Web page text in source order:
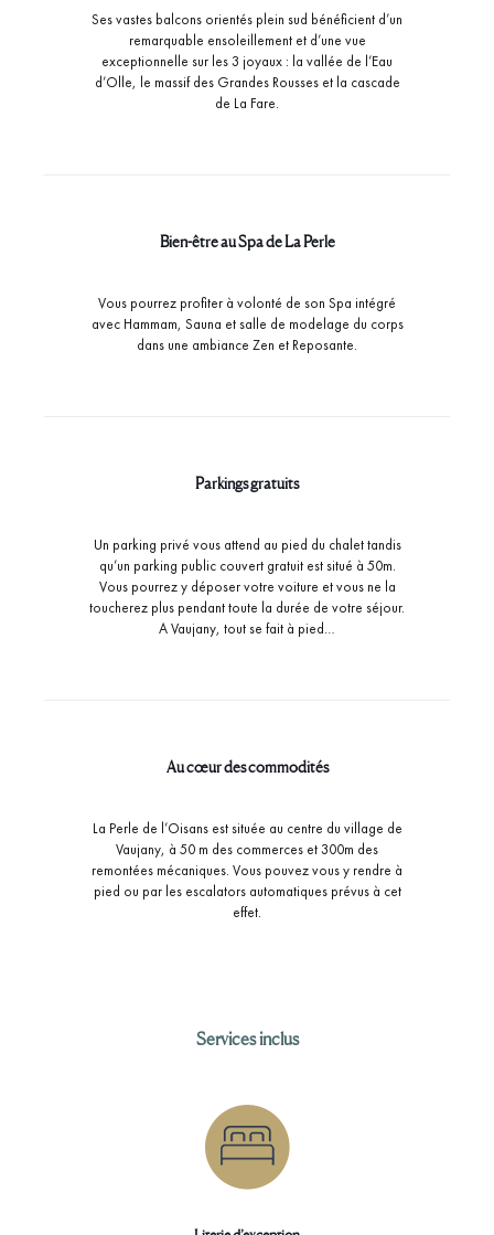
Ses vastes balcons orientés plein sud bénéficient d’un
remarquable ensoleillement et d’une vue
exceptionnelle sur les 3 joyaux : la vallée de l’Eau
d’Olle, le massif des Grandes Rousses et la cascade
de La Fare.
Bien-être au Spa de La Perle
Vous pourrez profiter à volonté de son Spa intégré
avec Hammam, Sauna et salle de modelage du corps
dans une ambiance Zen et Reposante.
Parkings gratuits
Un parking privé vous attend au pied du chalet tandis
qu’un parking public couvert gratuit est situé à 50m.
Vous pourrez y déposer votre voiture et vous ne la
toucherez plus pendant toute la durée de votre séjour.
A Vaujany, tout se fait à pied…
Au cœur des commodités
La Perle de l’Oisans est située au centre du village de
Vaujany, à 50 m des commerces et 300m des
remontées mécaniques. Vous pouvez vous y rendre à
pied ou par les escalators automatiques prévus à cet
effet.
Services inclus